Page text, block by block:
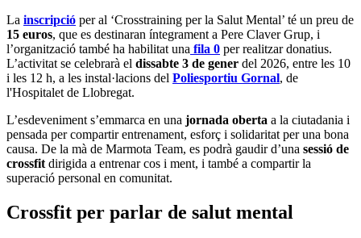
La inscripció per al ‘Crosstraining per la Salut Mental’ té un preu de
15 euros, que es destinaran íntegrament a Pere Claver Grup, i
l’organització també ha habilitat una fila 0 per realitzar donatius.
L’activitat se celebrarà el dissabte 3 de gener del 2026, entre les 10
i les 12 h, a les instal·lacions del Poliesportiu Gornal, de
l'Hospitalet de Llobregat.
L’esdeveniment s’emmarca en una jornada oberta a la ciutadania i
pensada per compartir entrenament, esforç i solidaritat per una bona
causa. De la mà de Marmota Team, es podrà gaudir d’una sessió de
crossfit dirigida a entrenar cos i ment, i també a compartir la
superació personal en comunitat.
Crossfit per parlar de salut mental